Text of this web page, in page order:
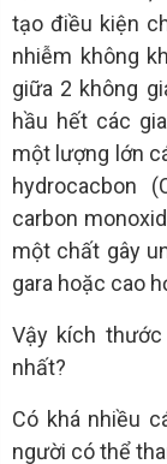
tạo điều kiện
nhiễm không
giữa 2 không
hầu hết các
một lượng lớn
hydrocacbon
carbon
một chất gây
gara hoặc cao
Vậy kích
nhất?
Có khá nhiều
người có thể